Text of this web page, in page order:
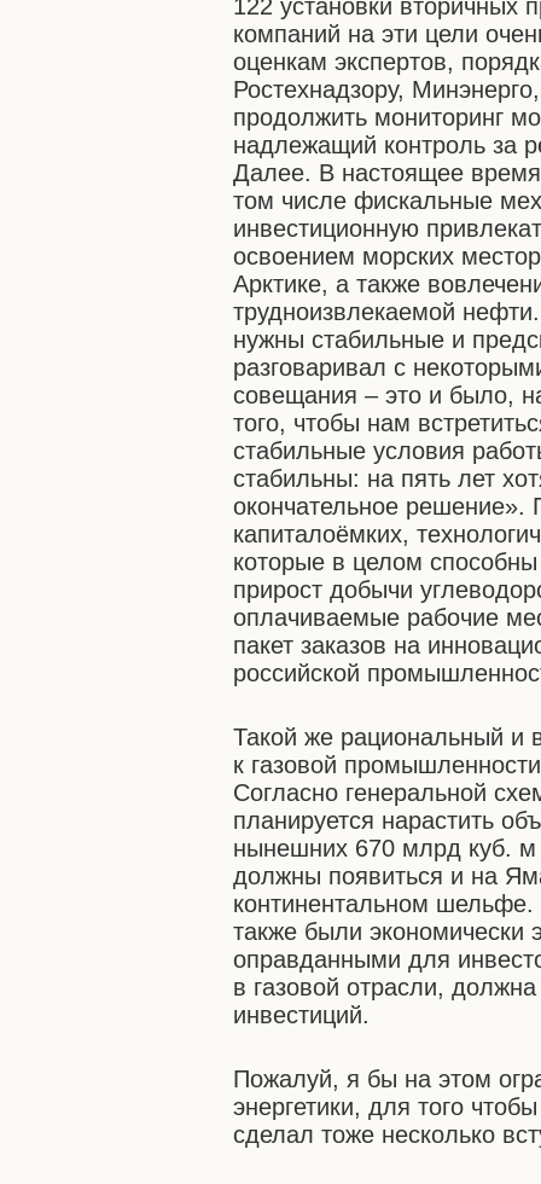
122 установки вторичных
компаний на эти цели
оценкам экспертов,
Ростехнадзору,
продолжить мониторинг
надлежащий контроль за
Далее. В настоящее
том числе фискальные
инвестиционную
освоением морских
Арктике, а также
трудноизвлекаемой
нужны стабильные и
разговаривал с
совещания – это и было,
того, чтобы нам
стабильные условия
стабильны: на пять лет
окончательное решение».
капиталоёмких,
которые в целом
прирост добычи
оплачиваемые рабочие
пакет заказов на
российской
Такой же рациональный и
к газовой
Согласно генеральной
планируется нарастить
нынешних 670 млрд куб.
должны появиться и на
континентальном
также были
оправданными для
в газовой отрасли,
инвестиций.
Пожалуй, я бы на этом
энергетики, для того
сделал тоже несколько